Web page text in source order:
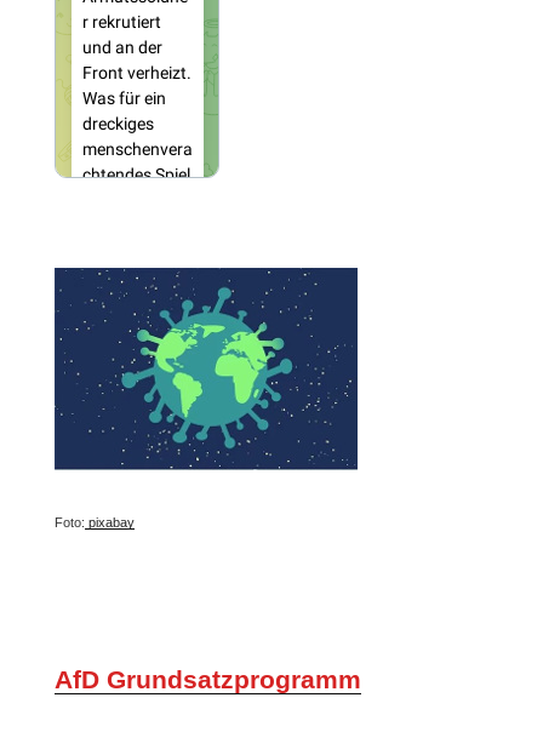
Foto: pixabay
AfD Grundsatzprogramm